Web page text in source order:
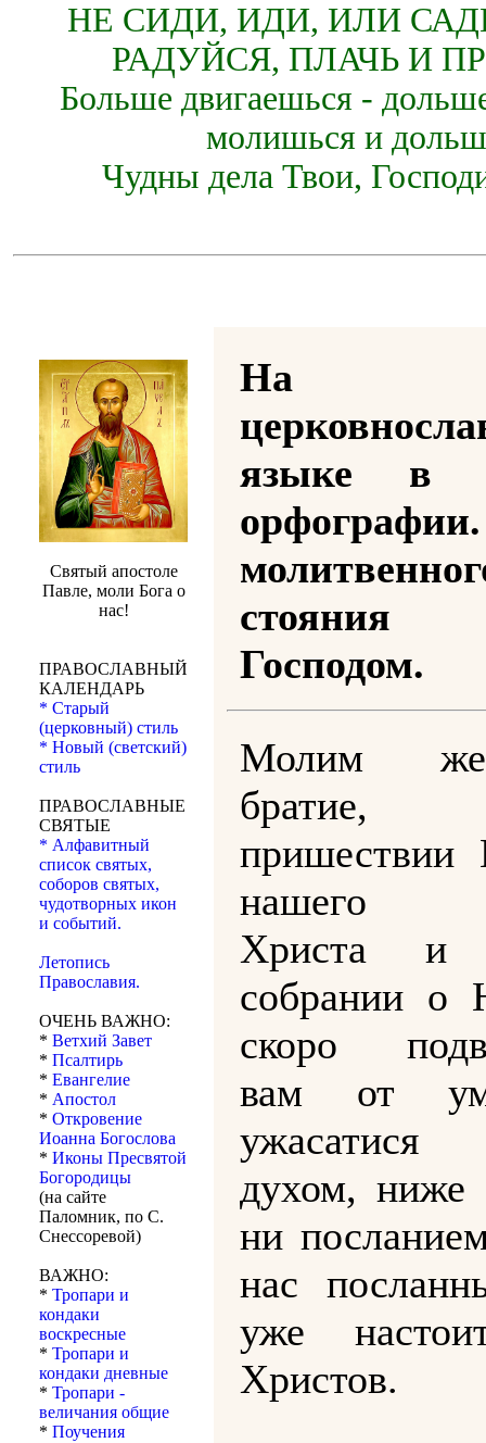
НЕ СИДИ, ИДИ, ИЛИ
РАДУЙСЯ, ПЛАЧЬ И
Больше двигаешься -
молишься и
Чудны дела Твои,
Святый апостоле
Павле, моли Бога о
нас!
ПРАВОСЛАВНЫЙ
КАЛЕНДАРЬ
* Старый
(церковный) стиль
* Новый (светский)
стиль
ПРАВОСЛАВНЫЕ
СВЯТЫЕ
* Алфавитный
список святых,
соборов святых,
чудотворных икон
и событий.
Летопись
Православия.
ОЧЕНЬ ВАЖНО:
* Ветхий Завет
* Псалтирь
* Евангелие
* Апостол
* Откровение
Иоанна Богослова
* Иконы Пресвятой
Богородицы
(на сайте
Паломник, по С.
Снессоревой)
ВАЖНО:
* Тропари и
кондаки
воскресные
* Тропари и
кондаки дневные
* Тропари -
величания общие
* Поучения
На
языке в
Господом.
Молим
пришествии
нашего
Христа и
собрании о
скоро
вам от
духом, ниже
ни
нас
уже
Христов.